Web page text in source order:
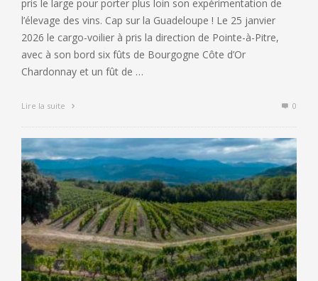
pris le large pour porter plus loin son expérimentation de
l’élevage des vins. Cap sur la Guadeloupe ! Le 25 janvier
2026 le cargo-voilier à pris la direction de Pointe-à-Pitre,
avec à son bord six fûts de Bourgogne Côte d’Or
Chardonnay et un fût de …
Lire la suite 0